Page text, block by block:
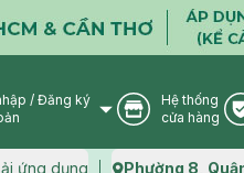
User Icon
/ Đăng ký
Store Icon
Hệ thống
cửa hàng
ứng dụng Phường 8,